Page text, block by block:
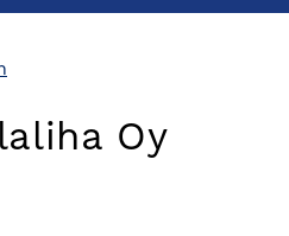
Oy